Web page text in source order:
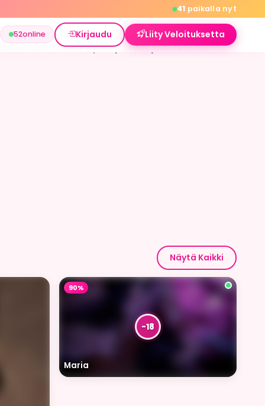
41 paikalla nyt
52online Kirjaudu Liity Veloituksetta
Taalta löydät jäseniä, jotka etsivät
Näytä Kaikki
Maria
90%